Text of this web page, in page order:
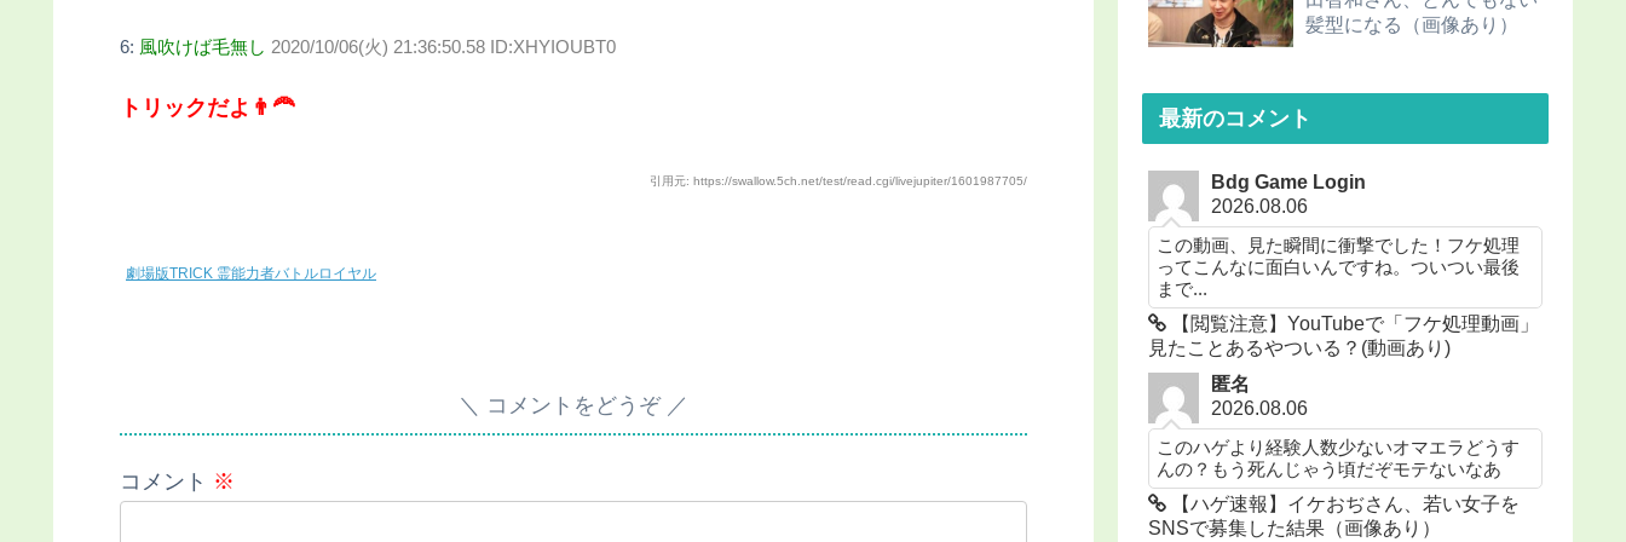
6: 風吹けば毛無し 2020/10/06(火) 21:36:50.58 ID:XHYIOUBT0
トリックだよ👨‍🦰
引用元: https://swallow.5ch.net/test/read.cgi/livejupiter/1601987705/
劇場版TRICK 霊能力者バトルロイヤル
コメントをどうぞ
コメント ※
髪型になる（画像あり）
最新のコメント
Bdg Game Login
2026.08.06
この動画、見た瞬間に衝撃でした！フケ処理
ってこんなに面白いんですね。ついつい最後
まで...
【閲覧注意】YouTubeで「フケ処理動画」
見たことあるやついる？(動画あり)
匿名
2026.08.06
このハゲより経験人数少ないオマエラどうす
んの？もう死んじゃう頃だぞモテないなあ
【ハゲ速報】イケおぢさん、若い女子を
SNSで募集した結果（画像あり）